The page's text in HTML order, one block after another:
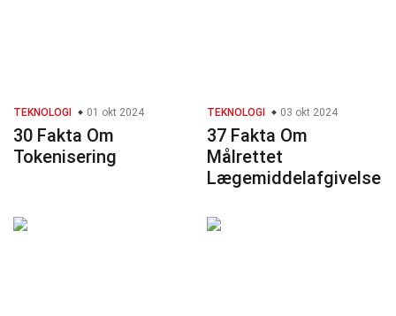
TEKNOLOGI 01 okt 2024
30 Fakta Om
Tokenisering
TEKNOLOGI 03 okt 2024
37 Fakta Om
Målrettet
Lægemiddelafgivelse